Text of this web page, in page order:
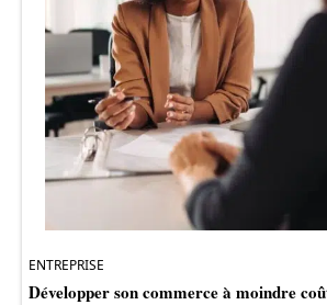
ENTREPRISE
Développer son commerce à moindre